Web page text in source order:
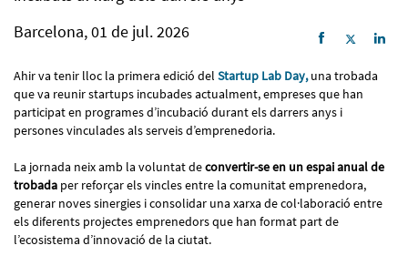
Barcelona, 01 de jul. 2026
Ahir va tenir lloc la primera edició del Startup Lab Day,una trobada
que va reunir startups incubades actualment, empreses que han
participat en programes d’incubació durant els darrers anys i
persones vinculades als serveis d’emprenedoria.
La jornada neix amb la voluntat deconvertir-se en un espai anual de
trobada per reforçar els vincles entre la comunitat emprenedora,
generar noves sinergies i consolidar una xarxa de col·laboració entre
els diferents projectes emprenedors que han format part de
l’ecosistema d’innovació de la ciutat.